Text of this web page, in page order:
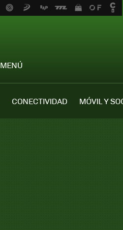
MENÚ
CONECTIVIDAD MÓVIL Y